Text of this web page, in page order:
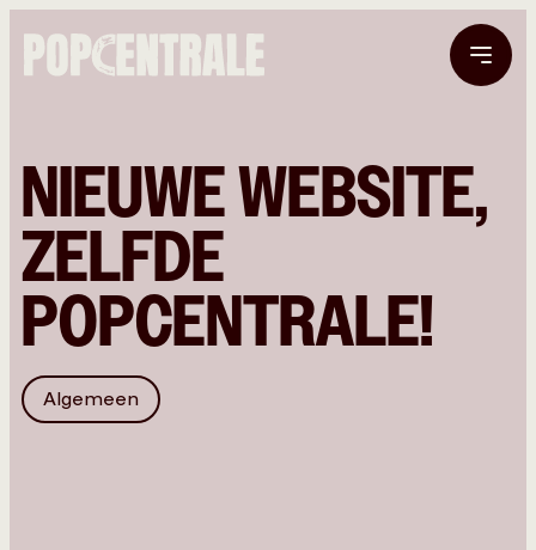
NIEUWE WEBSITE,
ZELFDE
POPCENTRALE!
Algemeen